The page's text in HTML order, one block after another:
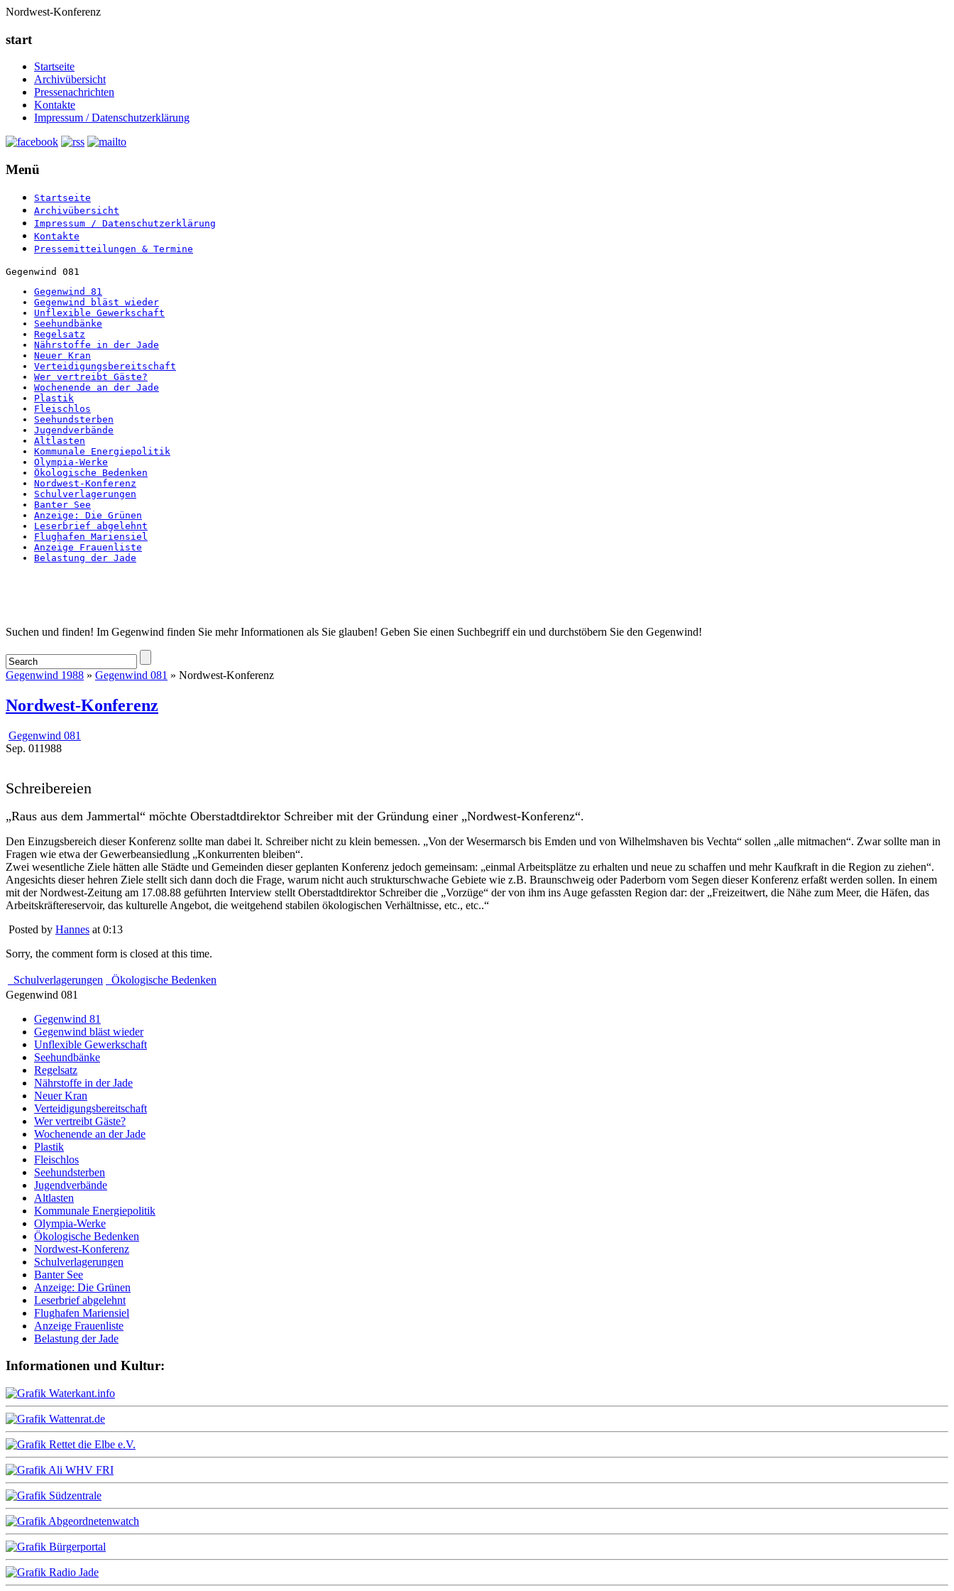
Nordwest-Konferenz
start
Startseite
Archivübersicht
Pressenachrichten
Kontakte
Impressum / Datenschutzerklärung
Menü
Startseite
Archivübersicht
Impressum / Datenschutzerklärung
Kontakte
Pressemitteilungen & Termine
Gegenwind 081
Gegenwind 81
Gegenwind bläst wieder
Unflexible Gewerkschaft
Seehundbänke
Regelsatz
Nährstoffe in der Jade
Neuer Kran
Verteidigungsbereitschaft
Wer vertreibt Gäste?
Wochenende an der Jade
Plastik
Fleischlos
Seehundsterben
Jugendverbände
Altlasten
Kommunale Energiepolitik
Olympia-Werke
Ökologische Bedenken
Nordwest-Konferenz
Schulverlagerungen
Banter See
Anzeige: Die Grünen
Leserbrief abgelehnt
Flughafen Mariensiel
Anzeige Frauenliste
Belastung der Jade
Startseite
Suchen und finden! Im Gegenwind finden Sie mehr Informationen als Sie glauben! Geben Sie einen Suchbegriff ein und durchstöbern Sie den Gegenwind!
Gegenwind 1988 » Gegenwind 081 » Nordwest-Konferenz
Nordwest-Konferenz
Gegenwind 081
Sep. 011988
Schreibereien
„Raus aus dem Jammertal“ möchte Oberstadtdirektor Schreiber mit der Gründung einer „Nordwest-Konferenz“.
Den Einzugsbereich dieser Konferenz sollte man dabei lt. Schreiber nicht zu klein bemessen. „Von der Wesermarsch bis Emden und von Wilhelmshaven bis Vechta“ sollen „alle mitmachen“. Zwar sollte man in
Fragen wie etwa der Gewerbeansiedlung „Konkurrenten bleiben“.
Zwei wesentliche Ziele hätten alle Städte und Gemeinden dieser geplanten Konferenz jedoch gemeinsam: „einmal Arbeitsplätze zu erhalten und neue zu schaffen und mehr Kaufkraft in die Region zu ziehen“.
Angesichts dieser hehren Ziele stellt sich dann doch die Frage, warum nicht auch strukturschwache Gebiete wie z.B. Braunschweig oder Paderborn vom Segen dieser Konferenz erfaßt werden sollen. In einem
mit der Nordwest-Zeitung am 17.08.88 geführten Interview stellt Oberstadtdirektor Schreiber die „Vorzüge“ der von ihm ins Auge gefassten Region dar: der „Freizeitwert, die Nähe zum Meer, die Häfen, das
Arbeitskräftereservoir, das kulturelle Angebot, die weitgehend stabilen ökologischen Verhältnisse, etc., etc..“
Posted by Hannes at 0:13
Sorry, the comment form is closed at this time.
Schulverlagerungen
Ökologische Bedenken
Gegenwind 081
Gegenwind 81
Gegenwind bläst wieder
Unflexible Gewerkschaft
Seehundbänke
Regelsatz
Nährstoffe in der Jade
Neuer Kran
Verteidigungsbereitschaft
Wer vertreibt Gäste?
Wochenende an der Jade
Plastik
Fleischlos
Seehundsterben
Jugendverbände
Altlasten
Kommunale Energiepolitik
Olympia-Werke
Ökologische Bedenken
Nordwest-Konferenz
Schulverlagerungen
Banter See
Anzeige: Die Grünen
Leserbrief abgelehnt
Flughafen Mariensiel
Anzeige Frauenliste
Belastung der Jade
Informationen und Kultur: